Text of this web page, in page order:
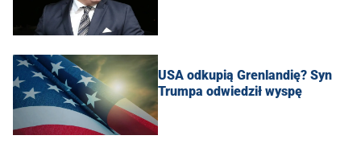
USA odkupią Grenlandię? Syn
Trumpa odwiedził wyspę